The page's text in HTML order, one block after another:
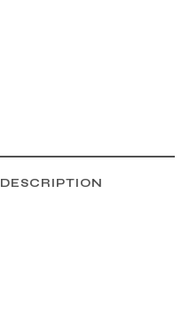
DESCRIPTION